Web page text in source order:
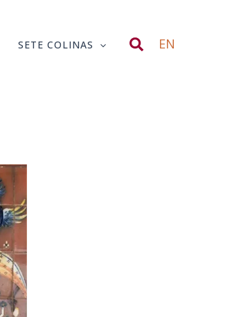
SETE COLINAS Search
EN